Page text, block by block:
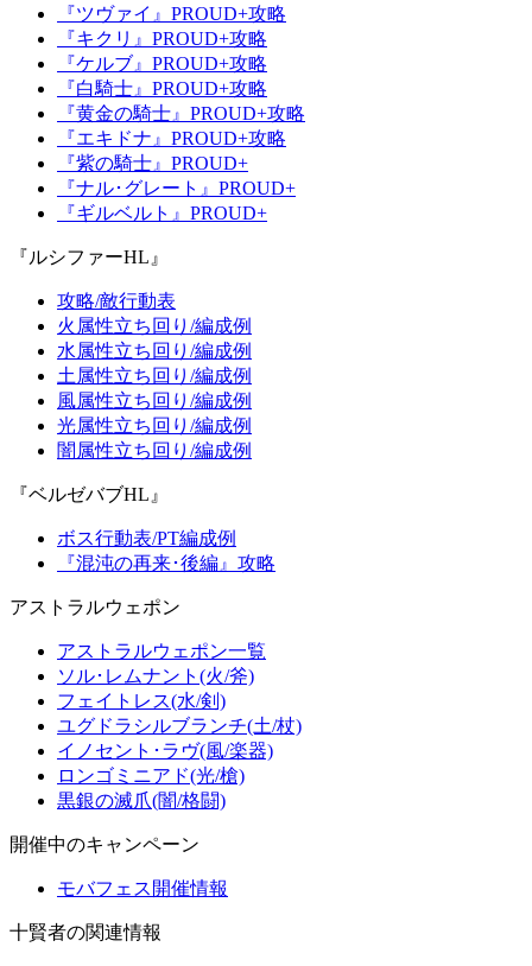
『ツヴァイ』PROUD+攻略
『キクリ』PROUD+攻略
『ケルブ』PROUD+攻略
『白騎士』PROUD+攻略
『黄金の騎士』PROUD+攻略
『エキドナ』PROUD+攻略
『紫の騎士』PROUD+
『ナル･グレート』PROUD+
『ギルベルト』PROUD+
『ルシファーHL』
攻略/敵行動表
火属性立ち回り/編成例
水属性立ち回り/編成例
土属性立ち回り/編成例
風属性立ち回り/編成例
光属性立ち回り/編成例
闇属性立ち回り/編成例
『ベルゼバブHL』
ボス行動表/PT編成例
『混沌の再来･後編』攻略
アストラルウェポン
アストラルウェポン一覧
ソル･レムナント(火/斧)
フェイトレス(水/剣)
ユグドラシルブランチ(土/杖)
イノセント･ラヴ(風/楽器)
ロンゴミニアド(光/槍)
黒銀の滅爪(闇/格闘)
開催中のキャンペーン
モバフェス開催情報
十賢者の関連情報